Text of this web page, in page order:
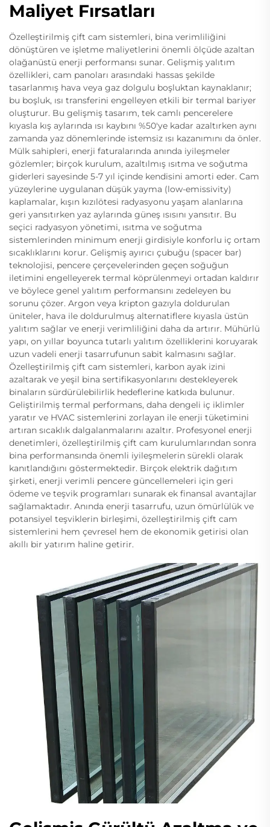
Maliyet Fırsatları
Özelleştirilmiş çift cam sistemleri, bina verimliliğini
dönüştüren ve işletme maliyetlerini önemli ölçüde azaltan
olağanüstü enerji performansı sunar. Gelişmiş yalıtım
özellikleri, cam panoları arasındaki hassas şekilde
tasarlanmış hava veya gaz dolgulu boşluktan kaynaklanır;
bu boşluk, ısı transferini engelleyen etkili bir termal bariyer
oluşturur. Bu gelişmiş tasarım, tek camlı pencerelere
kıyasla kış aylarında ısı kaybını %50'ye kadar azaltırken aynı
zamanda yaz dönemlerinde istemsiz ısı kazanımını da önler.
Mülk sahipleri, enerji faturalarında anında iyileşmeler
gözlemler; birçok kurulum, azaltılmış ısıtma ve soğutma
giderleri sayesinde 5-7 yıl içinde kendisini amorti eder. Cam
yüzeylerine uygulanan düşük yayma (low-emissivity)
kaplamalar, kışın kızılötesi radyasyonu yaşam alanlarına
geri yansıtırken yaz aylarında güneş ısısını yansıtır. Bu
seçici radyasyon yönetimi, ısıtma ve soğutma
sistemlerinden minimum enerji girdisiyle konforlu iç ortam
sıcaklıklarını korur. Gelişmiş ayırıcı çubuğu (spacer bar)
teknolojisi, pencere çerçevelerinden geçen soğuğun
iletimini engelleyerek termal köprülenmeyi ortadan kaldırır
ve böylece genel yalıtım performansını zedeleyen bu
sorunu çözer. Argon veya kripton gazıyla doldurulan
üniteler, hava ile doldurulmuş alternatiflere kıyasla üstün
yalıtım sağlar ve enerji verimliliğini daha da artırır. Mühürlü
yapı, on yıllar boyunca tutarlı yalıtım özelliklerini koruyarak
uzun vadeli enerji tasarrufunun sabit kalmasını sağlar.
Özelleştirilmiş çift cam sistemleri, karbon ayak izini
azaltarak ve yeşil bina sertifikasyonlarını destekleyerek
binaların sürdürülebilirlik hedeflerine katkıda bulunur.
Geliştirilmiş termal performans, daha dengeli iç iklimler
yaratır ve HVAC sistemlerini zorlayan ile enerji tüketimini
artıran sıcaklık dalgalanmalarını azaltır. Profesyonel enerji
denetimleri, özelleştirilmiş çift cam kurulumlarından sonra
bina performansında önemli iyileşmelerin sürekli olarak
kanıtlandığını göstermektedir. Birçok elektrik dağıtım
şirketi, enerji verimli pencere güncellemeleri için geri
ödeme ve teşvik programları sunarak ek finansal avantajlar
sağlamaktadır. Anında enerji tasarrufu, uzun ömürlülük ve
potansiyel teşviklerin birleşimi, özelleştirilmiş çift cam
sistemlerini hem çevresel hem de ekonomik getirisi olan
akıllı bir yatırım haline getirir.